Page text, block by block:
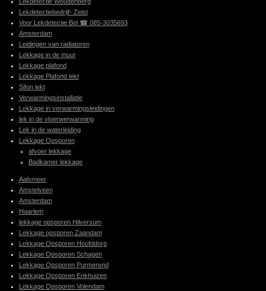
Lekdetectiebedrijf- Zeist
Voor Lekdetectie Bel ☎ 085-3035693
Amsterdam
Leidingen van radiatoren
Lekkage in de muur
Lekkage plafond
Lekkage Plafond lekt
Sifon lekt
Verwarmingsinstallatie
Lekkage in verwarmingsleidingen
lek in de vloerwerwarming
Lek in de waterleiding
Lekkage Opsporen
afvoer lekkage
Badkamer lekkage
Aalsmeer
Amstelveen
Amsterdam
Haarlem
lekkage opsporen Hilversum
Lekkage opsporen Zaandam
Lekkage Opsporen Hoofddorp
Lekkage Opsporen Schagen
Lekkage Opsporen Purmerend
Lekkage Opsporen Enkhuizen
Lekkage Opsporen Volendam